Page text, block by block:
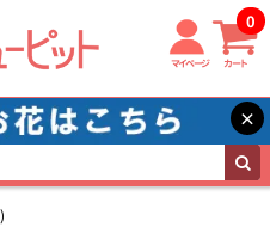
マイページ カート
0
×